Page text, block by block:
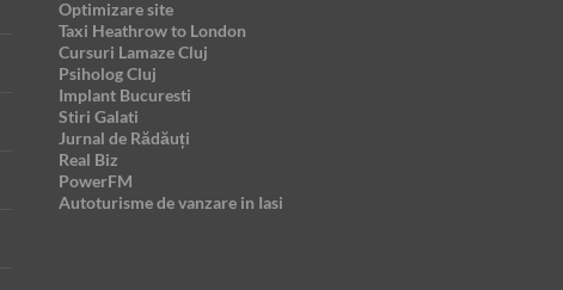
Optimizare site
Taxi Heathrow to London
Cursuri Lamaze Cluj
Psiholog Cluj
Implant Bucuresti
Stiri Galati
Jurnal de Rădăuți
Real Biz
PowerFM
Autoturisme de vanzare in Iasi